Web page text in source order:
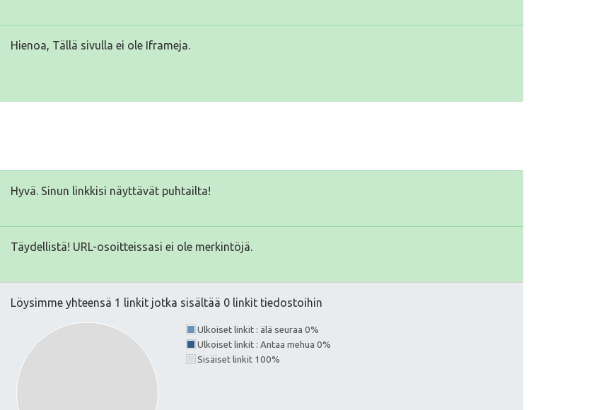
Hienoa, Tällä sivulla ei ole Iframeja.
Hyvä. Sinun linkkisi näyttävät puhtailta!
Täydellistä! URL-osoitteissasi ei ole merkintöjä.
Löysimme yhteensä 1 linkit jotka sisältää 0 linkit tiedostoihin
Ulkoiset linkit : älä seuraa 0%
Ulkoiset linkit : Antaa mehua 0%
Sisäiset linkit 100%